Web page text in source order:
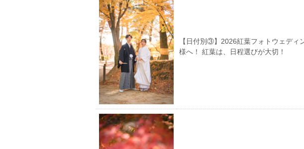
【日付別③】2026紅葉フォトウェディ
様へ！ 紅葉は、日程選びが大切！